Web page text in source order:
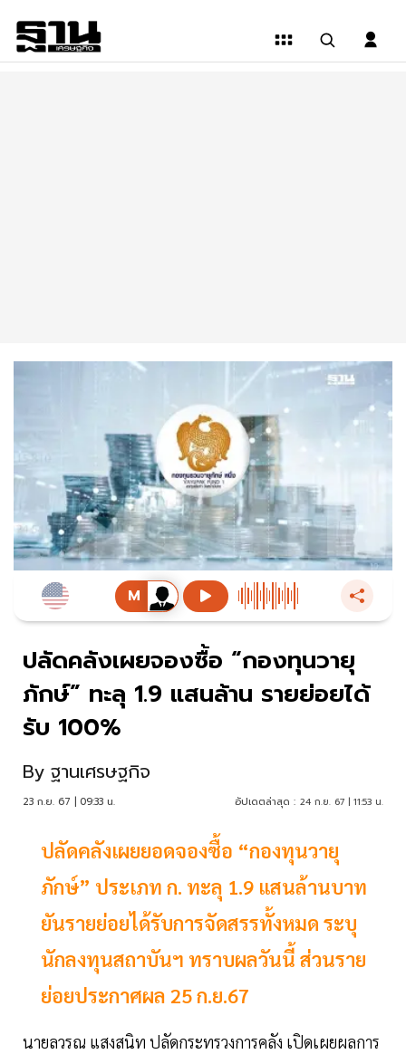
ปลัดคลังเผยจองซื้อ “กองทุนวายุ
ภักษ์” ทะลุ 1.9 แสนล้าน รายย่อยได้
รับ 100%
By ฐานเศรษฐกิจ
23 ก.ย. 67 | 09:33 น. อัปเดตล่าสุด : 24 ก.ย. 67 | 11:53 น.
ปลัดคลังเผยยอดจองซื้อ “กองทุนวายุ
ภักษ์” ประเภท ก. ทะลุ 1.9 แสนล้านบาท
ยันรายย่อยได้รับการจัดสรรทั้งหมด ระบุ
นักลงทุนสถาบันฯ ทราบผลวันนี้ ส่วนราย
ย่อยประกาศผล 25 ก.ย.67
นายลวรณ แสงสนิท ปลัดกระทรวงการคลัง เปิดเผยผลการ